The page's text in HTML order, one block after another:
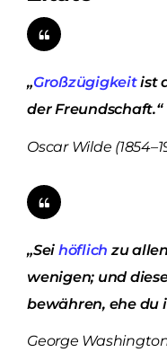
„Großzügigkeitist
der Freundschaft.“
Oscar Wilde
„Sei höflich zu
wenigen; und
bewähren, ehe du
George Washington